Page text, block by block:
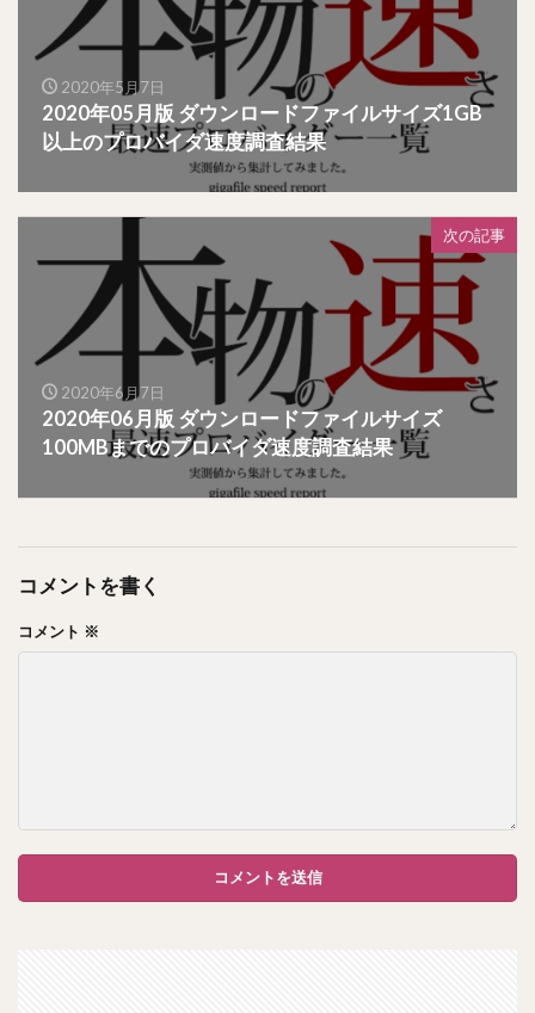
2020年5月7日
2020年05月版 ダウンロードファイルサイズ1GB
以上のプロバイダ速度調査結果
次の記事
2020年6月7日
2020年06月版 ダウンロードファイルサイズ
100MBまでのプロバイダ速度調査結果
コメントを書く
コメント ※